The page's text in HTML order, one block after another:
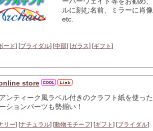
ルに刻む名前、ミラーに肖
etc.
ード] [ブライダル] [中部] [ガラス] [ギフト ]
store
アンティーク風ラベル付きのクラフト紙を使っ
ーションパーツも勢揃い！
リー] [ナチュラル] [動物モチーフ] [ギフト ] [ブライダル]